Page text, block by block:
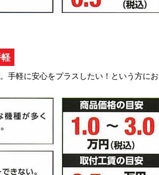
手軽に安心をプラスしたい！という方にお